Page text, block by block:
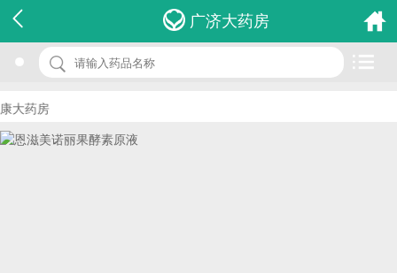
广济大药房
药房
名 称：恩滋美诺丽果酵素原液
品 牌：(鸣远)
价 格：￥0.00